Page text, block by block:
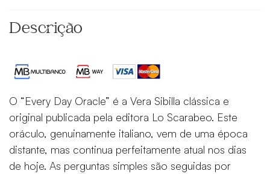
Descrição
O “Every Day Oracle” é a Vera Sibilla clássica e
original publicada pela editora Lo Scarabeo. Este
oráculo, genuinamente italiano, vem de uma época
distante, mas continua perfeitamente atual nos dias
de hoje. As perguntas simples são seguidas por